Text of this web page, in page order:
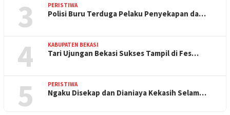
3 PERISTIWA
Polisi Buru Terduga Pelaku Penyekapan da…
4 KABUPATEN BEKASI
Tari Ujungan Bekasi Sukses Tampil di Fes…
5 PERISTIWA
Ngaku Disekap dan Dianiaya Kekasih Selam…